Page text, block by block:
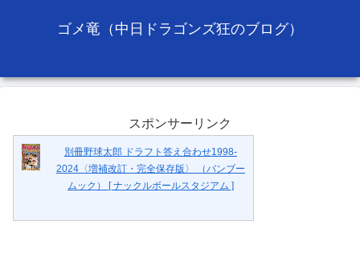
ゴメ竜（中日ドラゴンズ狂のブログ）
スポンサーリンク
別冊野球太郎 ドラフト答え合わせ1998-
2024〈増補改訂・完全保存版〉 （バンブー
ムック） [ ナックルボールスタジアム ]